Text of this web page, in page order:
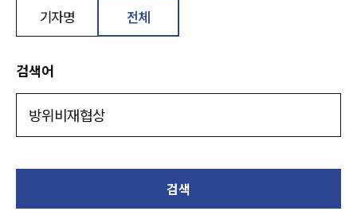
기자명 전체
검색어
검색